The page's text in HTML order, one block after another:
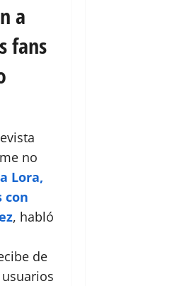
a
fans
no
Lora,
con
, habló
de